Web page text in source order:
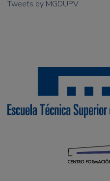
Tweets by MGDUPV